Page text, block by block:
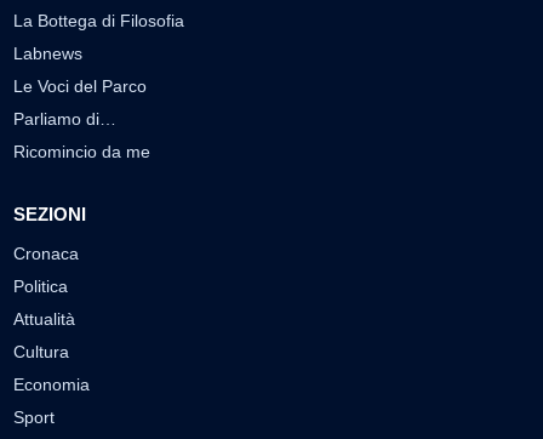
La Bottega di Filosofia
Labnews
Le Voci del Parco
Parliamo di…
Ricomincio da me
SEZIONI
Cronaca
Politica
Attualità
Cultura
Economia
Sport